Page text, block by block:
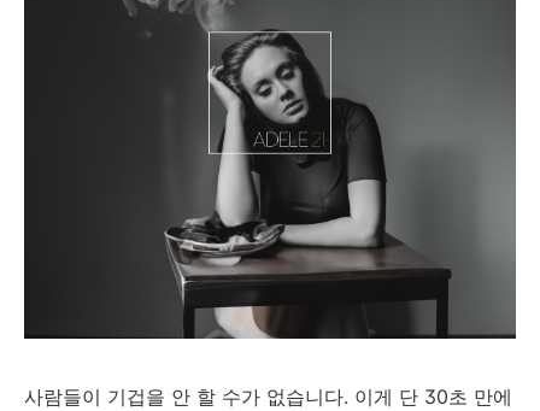
사람들이 기겁을 안 할 수가 없습니다. 이게 단 30초 만에